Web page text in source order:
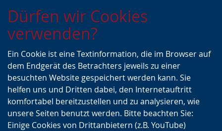
Zur
Hauptnavigation
Zur
Seitennavigation
Zum
Inhalt
Dürfen wir Cookies
verwenden?
Ein Cookie ist eine Textinformation, die im Browser auf
dem Endgerät des Betrachters jeweils zu einer
besuchten Website gespeichert werden kann. Sie
helfen uns und Dritten dabei, den Internetauftritt
komfortabel bereitzustellen und zu analysieren, wie
unsere Seiten benutzt werden. Bitte beachten Sie:
Einige Cookies von Drittanbietern (z.B. YouTube)